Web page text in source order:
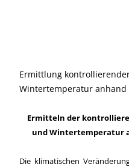
Ermittlung
Wintertemperatur anhand
Ermitteln der
und Wintertemperatur
Die klimatischen